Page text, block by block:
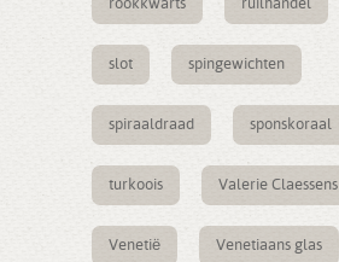
rookkwarts ruilhandel
slot spingewichten
spiraaldraad sponskoraal
turkoois Valerie Claessens
Venetië Venetiaans glas